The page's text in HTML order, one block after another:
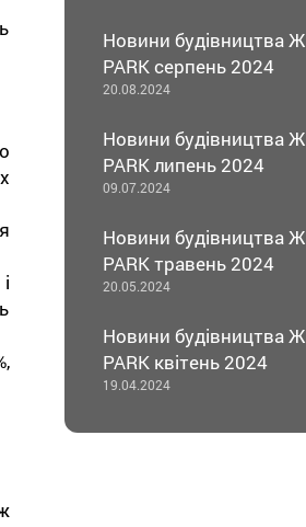
Новини будівництва
PARK серпень 2024
20.08.2024
Новини будівництва
PARK липень 2024
09.07.2024
Новини будівництва
PARK травень 2024
20.05.2024
Новини будівництва
PARK квітень 2024
19.04.2024